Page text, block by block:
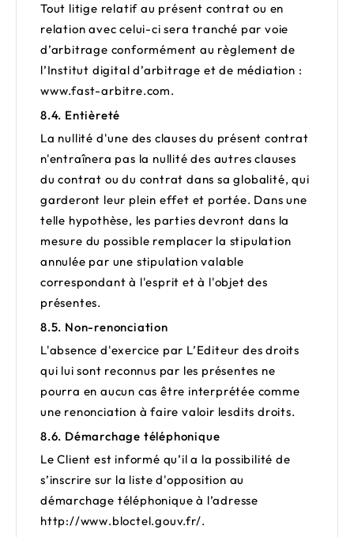
Tout litige relatif au présent contrat ou en
relation avec celui-ci sera tranché par voie
d’arbitrage conformément au règlement de
l’Institut digital d’arbitrage et de médiation :
www.fast-arbitre.com.
8.4. Entièreté
La nullité d'une des clauses du présent contrat
n'entraînera pas la nullité des autres clauses
du contrat ou du contrat dans sa globalité, qui
garderont leur plein effet et portée. Dans une
telle hypothèse, les parties devront dans la
mesure du possible remplacer la stipulation
annulée par une stipulation valable
correspondant à l'esprit et à l'objet des
présentes.
8.5. Non-renonciation
L'absence d'exercice par L’Editeur des droits
qui lui sont reconnus par les présentes ne
pourra en aucun cas être interprétée comme
une renonciation à faire valoir lesdits droits.
8.6. Démarchage téléphonique
Le Client est informé qu’il a la possibilité de
s’inscrire sur la liste d'opposition au
démarchage téléphonique à l’adresse
http://www.bloctel.gouv.fr/.